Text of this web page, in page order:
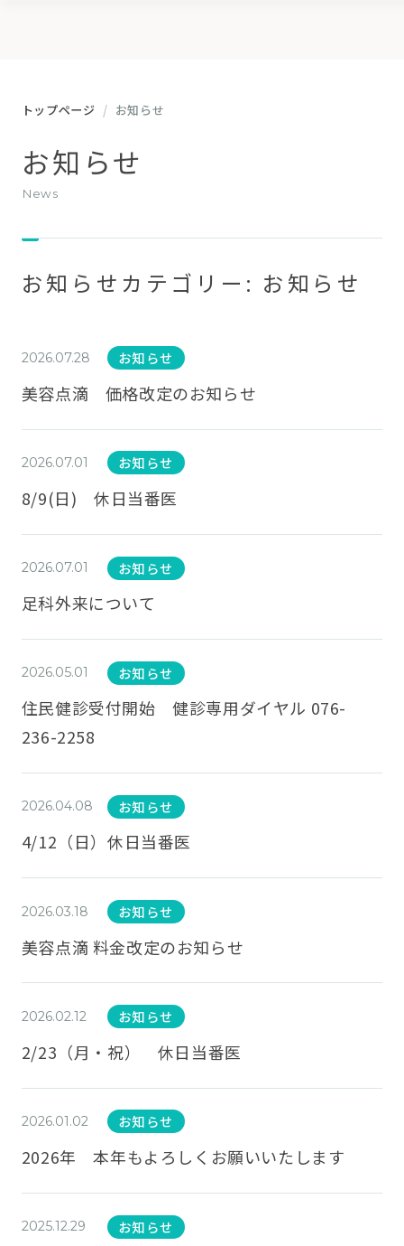
お知らせ
news
トップページ お知らせ
お知らせカテゴリー: お知らせ
2026.07.28 お知らせ
美容点滴 価格改定のお知らせ
2026.07.01 お知らせ
8/9(日) 休日当番医
2026.07.01 お知らせ
足科外来について
2026.05.01 お知らせ
住民健診受付開始 健診専用ダイヤル 076-
236-2258
2026.04.08 お知らせ
4/12（日）休日当番医
2026.03.18 お知らせ
美容点滴 料金改定のお知らせ
2026.02.12 お知らせ
2/23（月・祝） 休日当番医
2026.01.02 お知らせ
2026年 本年もよろしくお願いいたします
2025.12.29 お知らせ